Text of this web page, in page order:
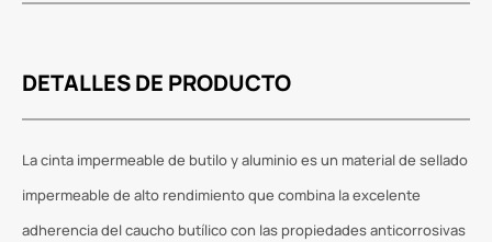
DETALLES DE PRODUCTO
La cinta impermeable de butilo y aluminio es un material de sellado
impermeable de alto rendimiento que combina la excelente
adherencia del caucho butílico con las propiedades anticorrosivas